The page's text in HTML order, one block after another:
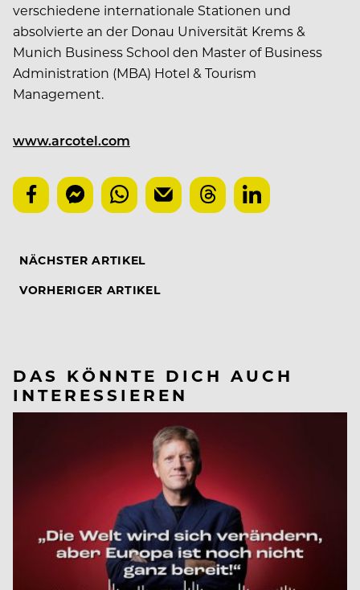
verschiedene internationale Stationen und
absolvierte an der Donau Universität Krems &
Munich Business School den Master of Business
Administration (MBA) Hotel & Tourism
Management.
www.arcotel.com
NÄCHSTER ARTIKEL
VORHERIGER ARTIKEL
DAS KÖNNTE DICH AUCH
INTERESSIEREN